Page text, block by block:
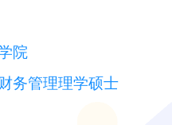
院
务管理理学硕士